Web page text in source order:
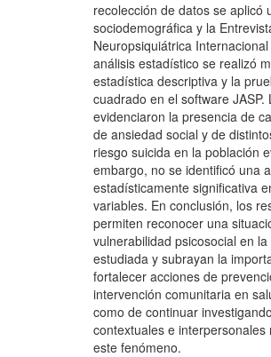
recolección de datos se aplicó
sociodemográfica y la
Neuropsiquiátrica
análisis estadístico se realizó
estadística descriptiva y la
cuadrado en el software JASP.
evidenciaron la presencia de
de ansiedad social y de
riesgo suicida en la población
embargo, no se identificó una
estadísticamente significativa
variables. En conclusión, los
permiten reconocer una
vulnerabilidad psicosocial en
estudiada y subrayan la
fortalecer acciones de
intervención comunitaria en
como de continuar
contextuales e interpersonales
este fenómeno.